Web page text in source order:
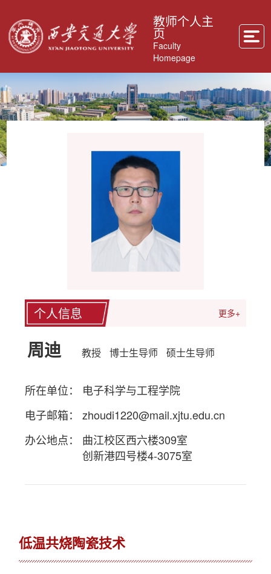
教师个人主
页
Faculty
Homepage
个人信息 更多+
周迪 教授 博士生导师 硕士生导师
所在单位： 电子科学与工程学院
电子邮箱：zhoudi1220@mail.xjtu.edu.cn
办公地点： 曲江校区西六楼309室
创新港四号楼4-3075室
低温共烧陶瓷技术